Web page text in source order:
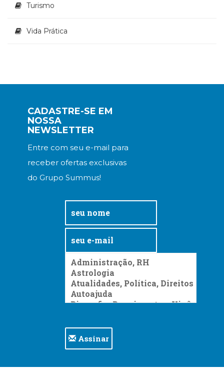
Turismo
Vida Prática
CADASTRE-SE EM
NOSSA
NEWSLETTER
Entre com seu e-mail para
receber ofertas exclusivas
do Grupo Summus!
Assinar